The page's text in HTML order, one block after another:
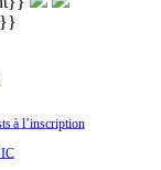
à l’inscription